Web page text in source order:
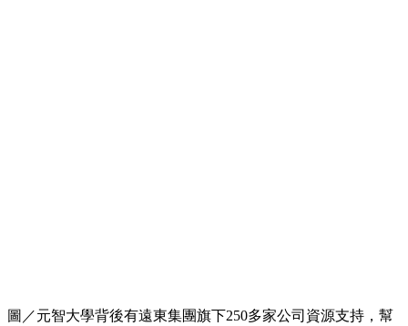
圖／元智大學背後有遠東集團旗下250多家公司資源支持，幫